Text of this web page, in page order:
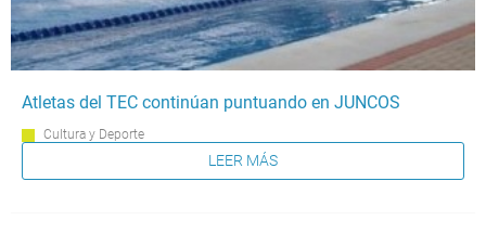
Atletas del TEC continúan puntuando en JUNCOS
Cultura y Deporte
LEER MÁS